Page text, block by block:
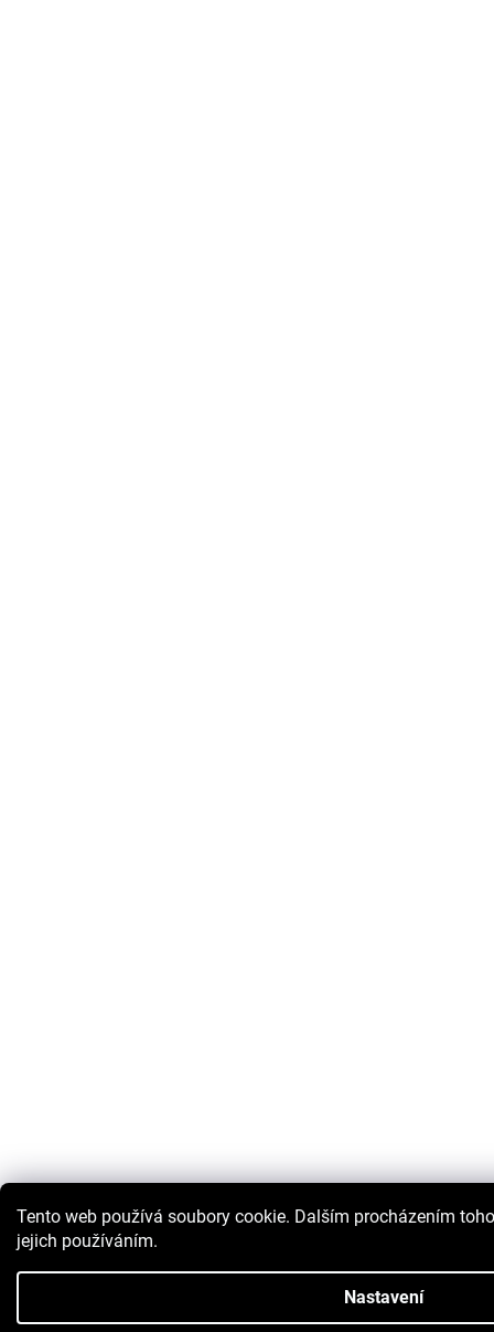
Tento web používá soubory cookie. Dalším procházením
jejich používáním.
Nastavení